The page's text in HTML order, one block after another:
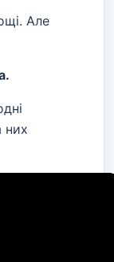
Але
них